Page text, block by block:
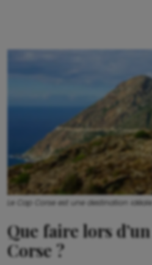
Le Cap Corse est une destination
Que faire lors
Corse ?